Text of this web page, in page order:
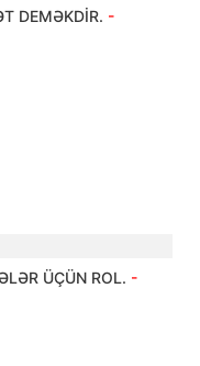
DEMƏKDİR. -
ÜÇÜN ROL. -